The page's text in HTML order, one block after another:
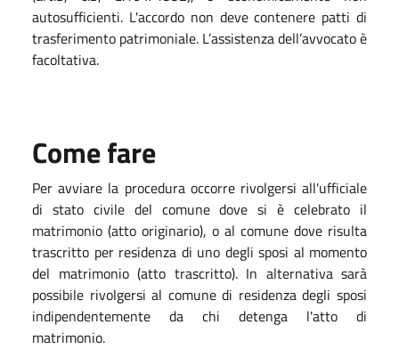
autosufficienti. L'accordo non deve contenere patti di
trasferimento patrimoniale. L’assistenza dell’avvocato è
facoltativa.
Come fare
Per avviare la procedura occorre rivolgersi all'ufficiale
di stato civile del comune dove si è celebrato il
matrimonio (atto originario), o al comune dove risulta
trascritto per residenza di uno degli sposi al momento
del matrimonio (atto trascritto). In alternativa sarà
possibile rivolgersi al comune di residenza degli sposi
indipendentemente da chi detenga l'atto di
matrimonio.